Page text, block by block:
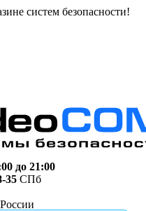
систем безопасности!
до 21:00
35 СПб